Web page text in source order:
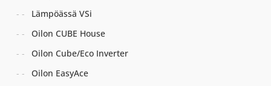
Lämpöässä VSi
Oilon CUBE House
Oilon Cube/Eco Inverter
Oilon EasyAce